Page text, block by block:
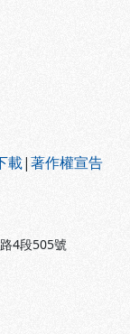
載|著作權宣告
4段505號